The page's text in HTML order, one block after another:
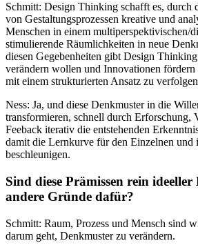
Schmitt: Design Thinking schafft es, durch
von Gestaltungsprozessen kreative und
Menschen in einem multiperspektivischen/
stimulierende Räumlichkeiten in neue
diesen Gegebenheiten gibt Design
verändern wollen und Innovationen
mit einem strukturierten Ansatz zu
Ness: Ja, und diese Denkmuster in die
transformieren, schnell durch Erforschung,
Feeback iterativ die entstehenden
damit die Lernkurve für den Einzelnen und
beschleunigen.
Sind diese Prämissen rein
andere Gründe dafür?
Schmitt: Raum, Prozess und Mensch sind
darum geht, Denkmuster zu verändern.